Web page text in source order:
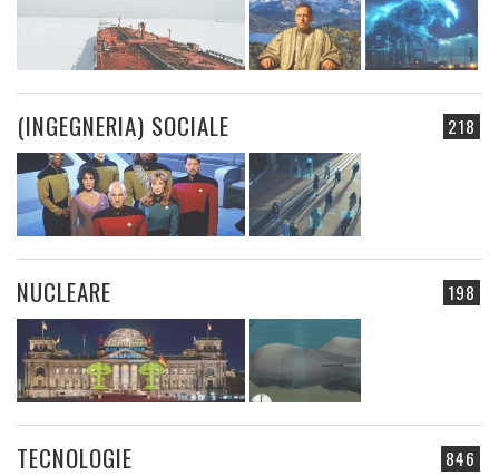
218
(INGEGNERIA) SOCIALE
198
NUCLEARE
846
TECNOLOGIE